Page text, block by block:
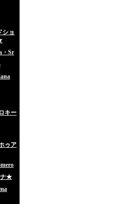
ョ
・Sr
キー
ゥア
ナ★